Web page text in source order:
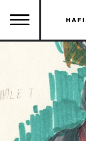
atla